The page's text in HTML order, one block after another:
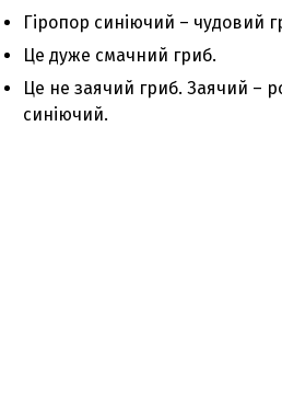
Гіропор синіючий – чудовий
Це дуже смачний гриб.
Це не заячий гриб. Заячий –
синіючий.